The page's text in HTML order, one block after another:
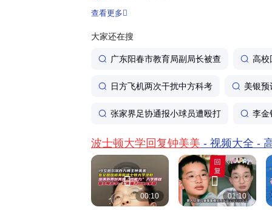
查看更多
大家还在搜
广东阳春市教育局副局长被查 高校
日方飞机两次干扰中方科考 美银
张家界足协通报小球员遭殴打 李金
波士顿大学回复钟美美 - 视频大全 -

00:10

01:10